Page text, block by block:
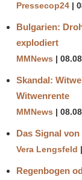
Pressecop24
Bulgarien:
explodiert
MMNews
Skandal:
Witwenrente
MMNews
Das Signal von
Vera Lengsfeld
Regenbogen